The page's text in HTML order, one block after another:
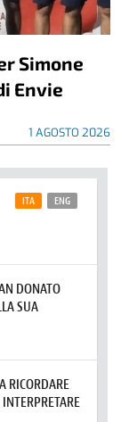
Simone
Envie
1 AGOSTO 2026